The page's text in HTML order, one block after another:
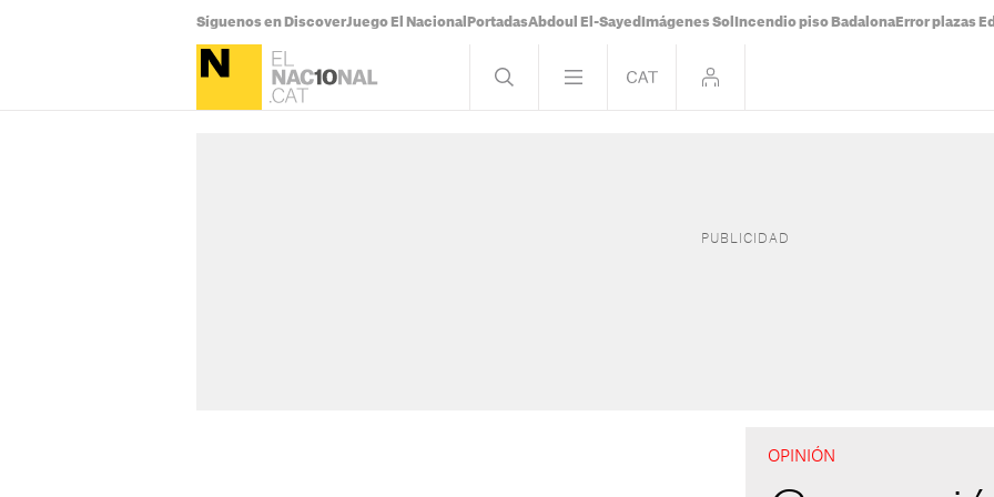
Síguenos en DiscoverJuego El Nacional PortadasAbdoul El-Sayed Imágenes Sol Incendio piso Badalona Error plazas
OPINIÓN